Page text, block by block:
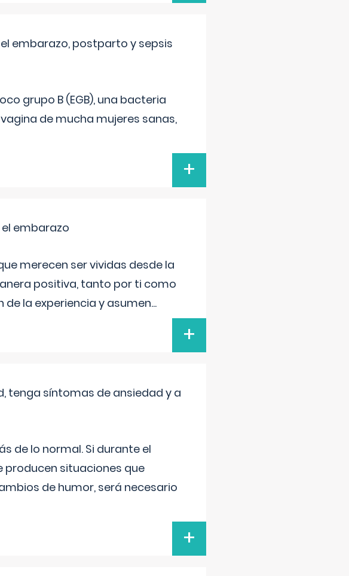
embarazo, postparto y sepsis
grupo B (EGB), una bacteria
de mucha mujeres sanas,
+
embarazo
merecen ser vividas desde la
positiva, tanto por ti como
la experiencia y asumen...
+
tenga síntomas de ansiedad y a
de lo normal. Si durante el
producen situaciones que
de humor, será necesario
+